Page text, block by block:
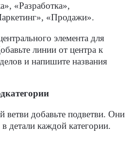
«Разработка»,
«Продажи».
элемента для
линии от центра к
и напишите названия
ветви добавьте подветви. Они
детали каждой категории.